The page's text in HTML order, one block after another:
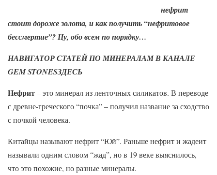
нефрит
стоит дороже золота, и как получить “нефритовое
бессмертие”? Ну, обо всем по порядку…
НАВИГАТОР СТАТЕЙ ПО МИНЕРАЛАМ В КАНАЛЕ
GEM STONESЗДЕСЬ
Нефрит– это минерал из ленточных силикатов. В переводе
с древне-греческого “почка” – получил название за сходство
с почкой человека.
Китайцы называют нефрит “Юй”. Раньше нефрит и жадеит
называли одним словом “жад”, но в 19 веке выяснилось,
что это похожие, но разные минералы.